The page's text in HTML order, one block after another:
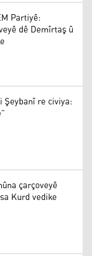
Partiyê:
dê Demîrtaş û
Şeybanî re civiya:
çarçoveyê
Kurd vedike